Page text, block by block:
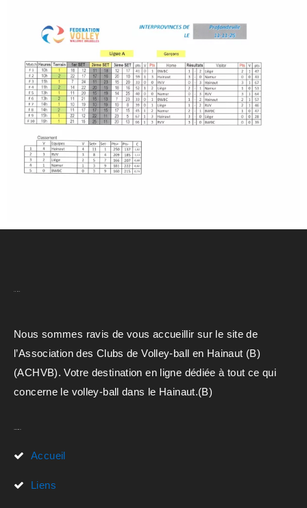
Nous sommes ravis de vous accueillir sur le site de
l’Association des Clubs de Volley-ball en Hainaut (B)
(ACHVB). Votre destination en ligne dédiée à tout ce qui
concerne le volley-ball dans le Hainaut.(B)
Accueil
Liens